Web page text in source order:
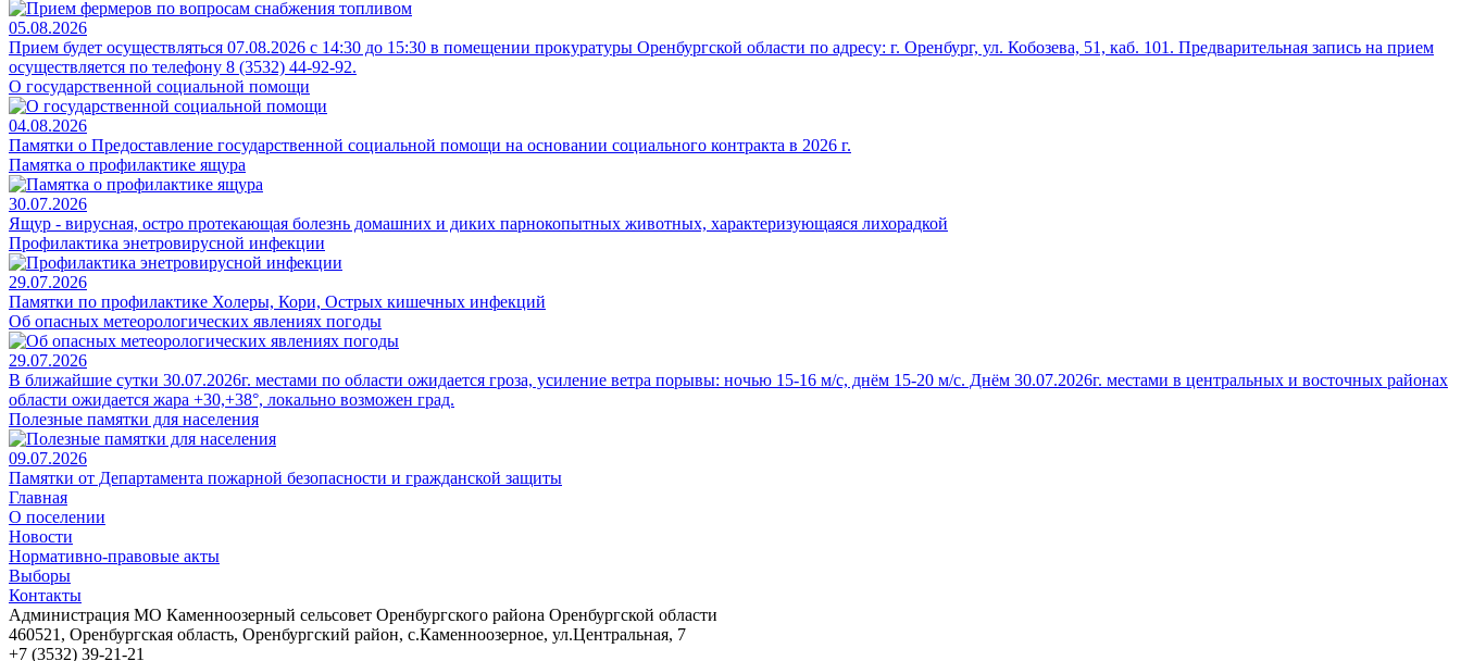
05.08.2026
Прием будет осуществляться 07.08.2026 с 14:30 до 15:30 в помещении прокуратуры Оренбургской области по адресу: г. Оренбург, ул. Кобозева, 51, каб. 101. Предварительная запись на прием
осуществляется по телефону 8 (3532) 44-92-92.
О государственной социальной помощи
04.08.2026
Памятки о Предоставление государственной социальной помощи на основании социального контракта в 2026 г.
Памятка о профилактике ящура
30.07.2026
Ящур - вирусная, остро протекающая болезнь домашних и диких парнокопытных животных, характеризующаяся лихорадкой
Профилактика энетровирусной инфекции
29.07.2026
Памятки по профилактике Холеры, Кори, Острых кишечных инфекций
Об опасных метеорологических явлениях погоды
29.07.2026
В ближайшие сутки 30.07.2026г. местами по области ожидается гроза, усиление ветра порывы: ночью 15-16 м/с, днём 15-20 м/с. Днём 30.07.2026г. местами в центральных и восточных районах
области ожидается жара +30,+38°, локально возможен град.
Полезные памятки для населения
09.07.2026
Памятки от Департамента пожарной безопасности и гражданской защиты
Главная
О поселении
Новости
Нормативно-правовые акты
Выборы
Контакты
Администрация МО Каменноозерный сельсовет Оренбургского района Оренбургской области
460521, Оренбургская область, Оренбургский район, с.Каменноозерное, ул.Центральная, 7
+7 (3532) 39-21-21